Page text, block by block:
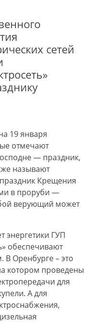
сетей
19 января
отмечают
— праздник,
называют
Крещения
в проруби —
верующий может
энергетики ГУП
обеспечивают
В Оренбурге – это
котором проведены
для
А для